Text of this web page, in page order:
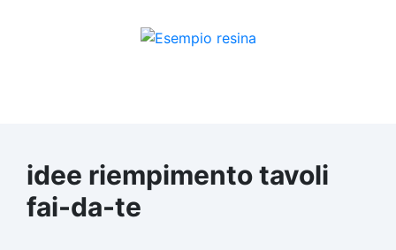
idee riempimento tavoli
fai-da-te